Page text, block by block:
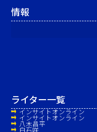
ライター一覧
インサイトオンライン
インサイトオンライン
八木昌平
白石咲
情報